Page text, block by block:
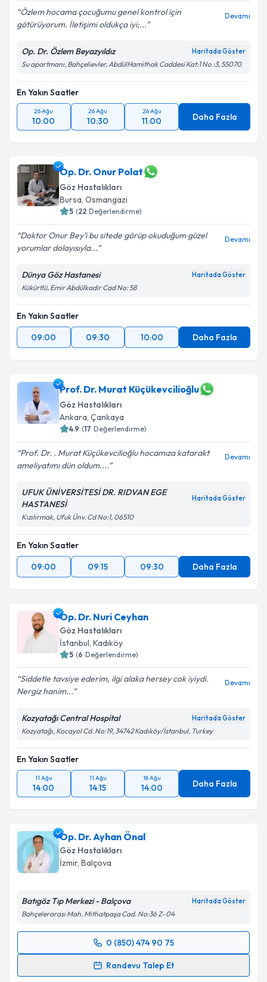
Özlem hocama çocuğumu genel kontrol için
götürüyorum. İletişimi oldukça iyi;...
Devamı
Op. Dr. Özlem Beyazyıldız Haritada Göster
Su apartmanı, Bahçelievler, AbdülHamithak Caddesi Kat:1 No :3, 55070
En Yakın Saatler
26 Ağu
10:00
26 Ağu
10:30
26 Ağu
11:00 Daha Fazla
Op. Dr. Onur Polat
Göz Hastalıkları
Bursa, Osmangazi
5 (22 Değerlendirme)
Doktor Onur Bey’i bu sitede görüp okuduğum güzel
yorumlar dolayısıyla...
Devamı
Dünya Göz Hastanesi Haritada Göster
Kükürtlü, Emir Abdülkadir Cad No: 58
En Yakın Saatler
09:00
09:30 10:00 Daha Fazla
Prof. Dr. Murat Küçükevcilioğlu
Göz Hastalıkları
Ankara, Çankaya
4.9 (17 Değerlendirme)
Prof. Dr. . Murat Küçükevcilioğlu hocamıza katarakt
ameliyatımı dün oldum....
Devamı
UFUK ÜNİVERSİTESİ DR. RIDVAN EGE
HASTANESİ
Haritada Göster
Kızılırmak, Ufuk Ünv. Cd No:1, 06510
En Yakın Saatler
09:00
09:15 09:30 Daha Fazla
Op. Dr. Nuri Ceyhan
Göz Hastalıkları
İstanbul, Kadıköy
5 (6 Değerlendirme)
Siddetle tavsiye ederim, ilgi alaka hersey cok iyiydi.
Nergiz hanim...
Devamı
Kozyatağı Central Hospital Haritada Göster
Kozyatağı, Kocayol Cd. No:19, 34742 Kadıköy/İstanbul, Turkey
En Yakın Saatler
11 Ağu
14:00
11 Ağu
14:15
18 Ağu
14:00 Daha Fazla
Op. Dr. Ayhan Önal
Göz Hastalıkları
İzmir, Balçova
Batıgöz Tıp Merkezi - Balçova Haritada Göster
Bahçelerarası Mah. Mithatpaşa Cad. No:36 Z-04
0 (850) 474 90 75
Randevu Talep Et
Randevu Takvimi Talebi